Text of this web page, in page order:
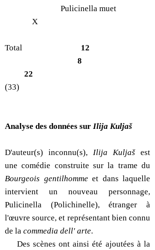
Pulicinella muet
X
Total 12
8
22
(33)
Analyse des données sur Ilija Kuljaš
D'auteur(s) inconnu(s), Ilija Kuljaš est
une comédie construite sur la trame du
Bourgeois gentilhommeet dans laquelle
intervient un nouveau personnage,
Pulicinella (Polichinelle), étranger à
l'œuvre source, et représentant bien connu
de la commedia dell' arte.
Des scènes ont ainsi été ajoutées à la